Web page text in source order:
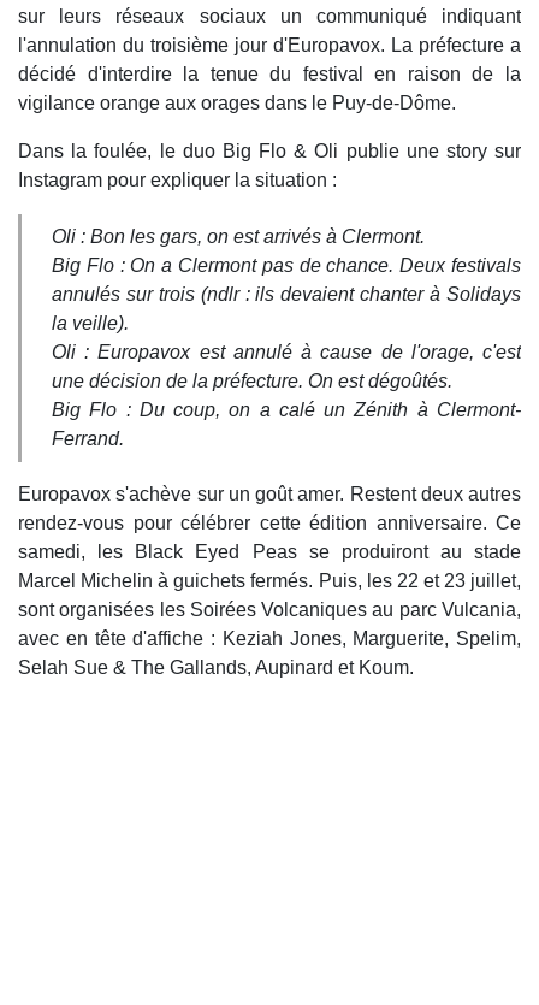
sur leurs réseaux sociaux un communiqué indiquant
l'annulation du troisième jour d'Europavox. La préfecture a
décidé d'interdire la tenue du festival en raison de la
vigilance orange aux orages dans le Puy-de-Dôme.
Dans la foulée, le duo Big Flo & Oli publie une story sur
Instagram pour expliquer la situation :
Oli : Bon les gars, on est arrivés à Clermont.
Big Flo : On a Clermont pas de chance. Deux festivals
annulés sur trois (ndlr : ils devaient chanter à Solidays
la veille).
Oli : Europavox est annulé à cause de l'orage, c'est
une décision de la préfecture. On est dégoûtés.
Big Flo : Du coup, on a calé un Zénith à Clermont-
Ferrand.
Europavox s'achève sur un goût amer. Restent deux autres
rendez-vous pour célébrer cette édition anniversaire. Ce
samedi, les Black Eyed Peas se produiront au stade
Marcel Michelin à guichets fermés. Puis, les 22 et 23 juillet,
sont organisées les Soirées Volcaniques au parc Vulcania,
avec en tête d'affiche : Keziah Jones, Marguerite, Spelim,
Selah Sue & The Gallands, Aupinard et Koum.